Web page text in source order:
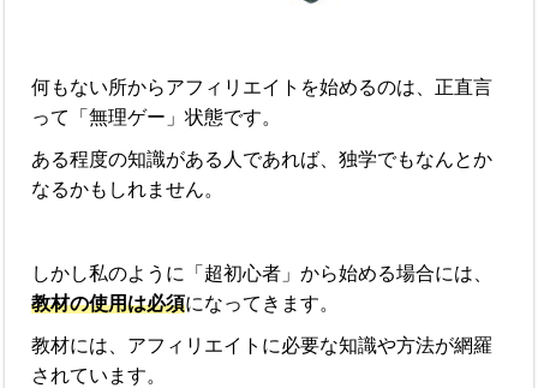
何もない所からアフィリエイトを始めるのは、正直言
って「無理ゲー」状態です。
ある程度の知識がある人であれば、独学でもなんとか
なるかもしれません。
しかし私のように「超初心者」から始める場合には、
教材の使用は必須になってきます。
教材には、アフィリエイトに必要な知識や方法が網羅
されています。